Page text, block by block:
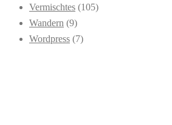
Vermischtes (105)
Wandern (9)
Wordpress (7)